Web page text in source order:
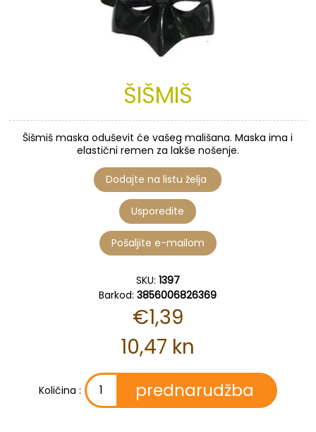
ŠIŠMIŠ
Šišmiš maska oduševit će vašeg mališana. Maska ima i
elastični remen za lakše nošenje.
SKU: 1397
Barkod: 3856006826369
€1,39
10,47 kn
Količina :